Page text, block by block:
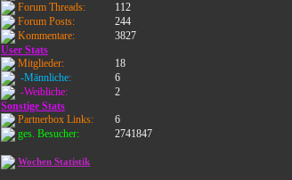
Forum Threads:
112
Forum Posts:
244
Kommentare:
3827
User Stats
Mitglieder:
18
-Männliche:
6
-Weibliche:
2
Sonstige Stats
Partnerbox Links:
6
ges. Besucher:
2741847
Wochen Statistik